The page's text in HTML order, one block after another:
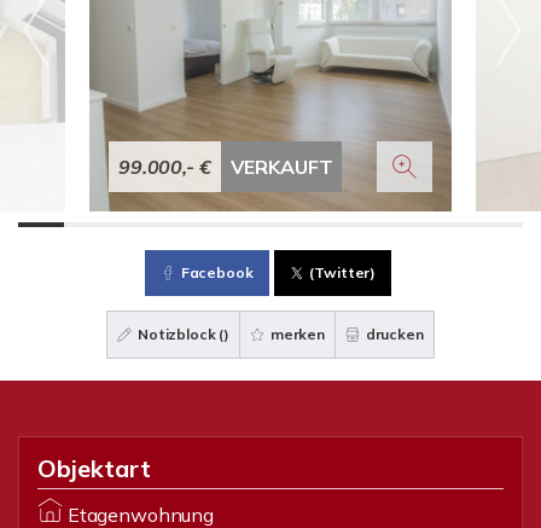
99.000,- € VERKAUFT
Facebook (Twitter)
Notizblock () merken drucken
Objektart
Etagenwohnung